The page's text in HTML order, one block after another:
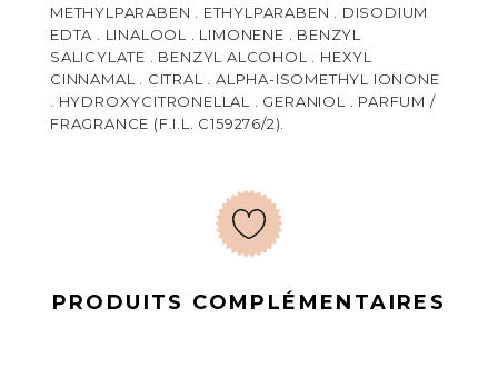
METHYLPARABEN . ETHYLPARABEN . DISODIUM
EDTA . LINALOOL . LIMONENE . BENZYL
SALICYLATE . BENZYL ALCOHOL . HEXYL
CINNAMAL . CITRAL . ALPHA-ISOMETHYL IONONE
. HYDROXYCITRONELLAL . GERANIOL . PARFUM /
FRAGRANCE (F.I.L. C159276/2).
PRODUITS COMPLÉMENTAIRES